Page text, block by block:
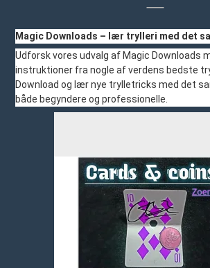
Magic Downloads – lær trylleri med det
Udforsk vores udvalg af Magic Downloads
instruktioner fra nogle af verdens bedste
Download og lær nye trylletricks med det
både begyndere og professionelle.